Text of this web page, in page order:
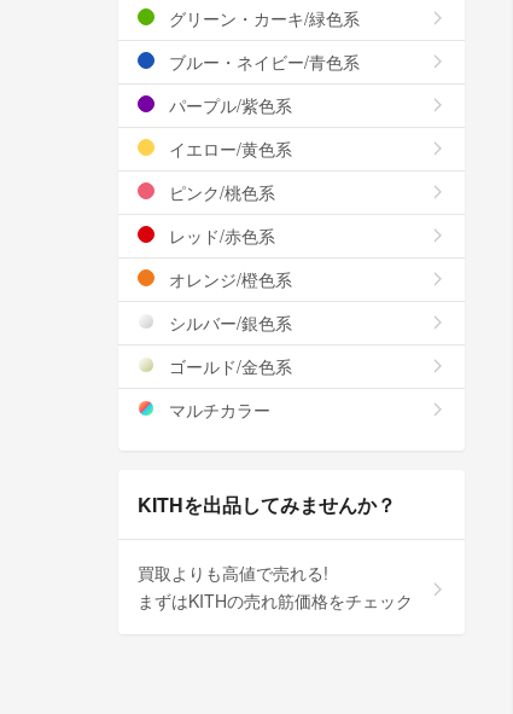
グリーン・カーキ/緑色系
ブルー・ネイビー/青色系
パープル/紫色系
イエロー/黄色系
ピンク/桃色系
レッド/赤色系
オレンジ/橙色系
シルバー/銀色系
ゴールド/金色系
マルチカラー
KITHを出品してみませんか？
買取よりも高値で売れる!
まずはKITHの売れ筋価格をチェック